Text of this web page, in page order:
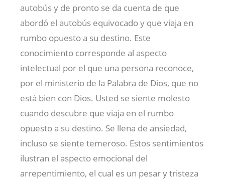
autobús y de pronto se da cuenta de que
abordó el autobús equivocado y que viaja en
rumbo opuesto a su destino. Este
conocimiento corresponde al aspecto
intelectual por el que una persona reconoce,
por el ministerio de la Palabra de Dios, que no
está bien con Dios. Usted se siente molesto
cuando descubre que viaja en el rumbo
opuesto a su destino. Se llena de ansiedad,
incluso se siente temeroso. Estos sentimientos
ilustran el aspecto emocional del
arrepentimiento, el cual es un pesar y tristeza